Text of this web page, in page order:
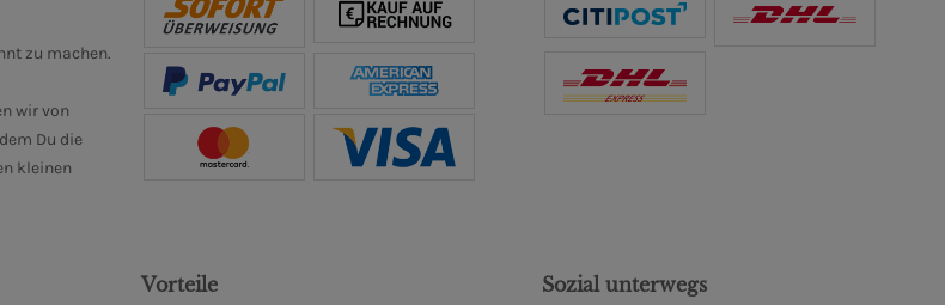
zu machen.
wir von
Du die
kleinen
Vorteile Sozial unterwegs